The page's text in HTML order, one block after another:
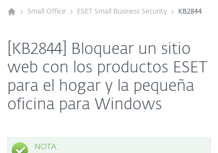
Small Office ESET Small Business Security KB2844
[KB2844] Bloquear un sitio
web con los productos ESET
para el hogar y la pequeña
oficina para Windows
NOTA: